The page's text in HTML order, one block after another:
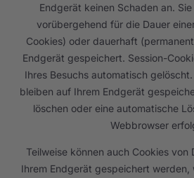
Endgerät keinen Schaden an.
vorübergehend für die Dauer
Cookies) oder dauerhaft
Endgerät gespeichert. Session-
Ihres Besuchs automatisch
bleiben auf Ihrem Endgerät
löschen oder eine automatische
Webbrowser
Teilweise können auch Cookies von
Ihrem Endgerät gespeichert werden,